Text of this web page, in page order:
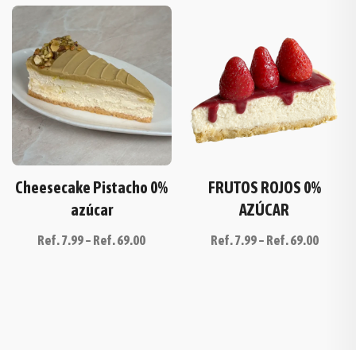
Cheesecake Pistacho 0%
azúcar
Ref.7.99– Ref.69.00
FRUTOS ROJOS 0%
AZÚCAR
Ref.7.99– Ref.69.00